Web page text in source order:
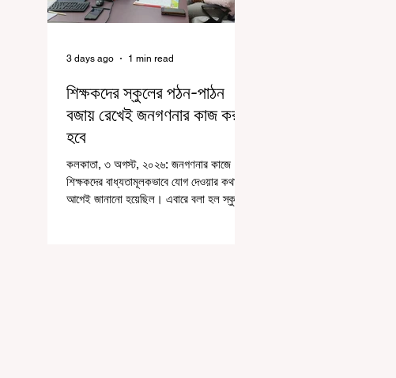
শিক্ষকদের স্কুলের পঠন-পাঠন
বজায় রেখেই জনগণনার কাজ করতে
হবে
কলকাতা, ৩ অগস্ট, ২০২৬: জনগণনার কাজে
শিক্ষকদের বাধ্যতামূলকভাবে যোগ দেওয়ার কথা
আগেই জানানো হয়েছিল। এবারে বলা হল স্কুলের
3 days ago 1 min read